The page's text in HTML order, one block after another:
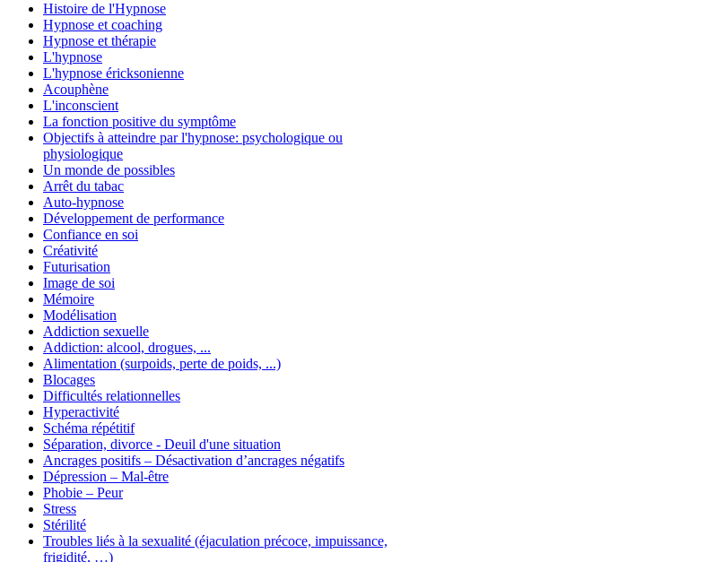
Histoire de l'Hypnose
Hypnose et coaching
Hypnose et thérapie
L'hypnose
L'hypnose éricksonienne
Acouphène
L'inconscient
La fonction positive du symptôme
Objectifs à atteindre par l'hypnose: psychologique ou
physiologique
Un monde de possibles
Arrêt du tabac
Auto-hypnose
Développement de performance
Confiance en soi
Créativité
Futurisation
Image de soi
Mémoire
Modélisation
Addiction sexuelle
Addiction: alcool, drogues, ...
Alimentation (surpoids, perte de poids, ...)
Blocages
Difficultés relationnelles
Hyperactivité
Schéma répétitif
Séparation, divorce - Deuil d'une situation
Ancrages positifs – Désactivation d’ancrages négatifs
Dépression – Mal-être
Phobie – Peur
Stress
Stérilité
Troubles liés à la sexualité (éjaculation précoce, impuissance,
frigidité, …)